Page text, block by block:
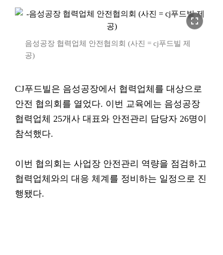
fullscreen
음성공장 협력업체 안전협의회 (사진 = cj푸드빌 제
공)
CJ푸드빌은 음성공장에서 협력업체를 대상으로
안전 협의회를 열었다. 이번 교육에는 음성공장
협력업체 25개사 대표와 안전관리 담당자 26명이
참석했다.
이번 협의회는 사업장 안전관리 역량을 점검하고
협력업체와의 대응 체계를 정비하는 일정으로 진
행됐다.